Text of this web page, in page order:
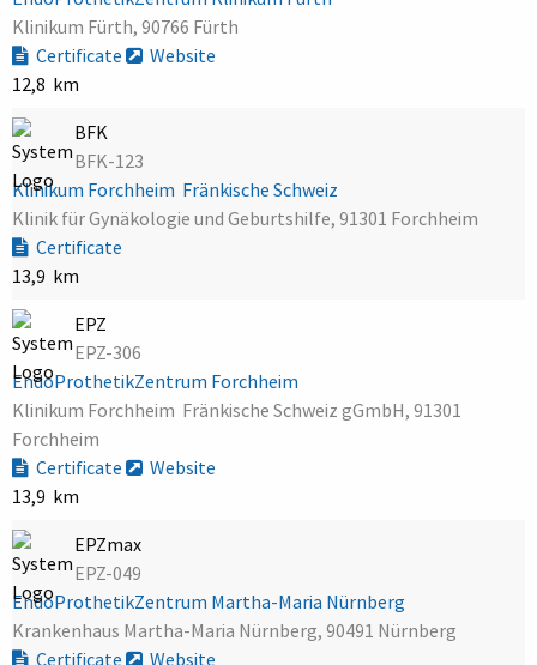
Klinikum Fürth, 90766 Fürth
Certificate
Website
12,8 km
BFK
BFK-123
Klinikum Forchheim  Fränkische Schweiz
Klinik für Gynäkologie und Geburtshilfe, 91301 Forchheim
Certificate
13,9 km
EPZ
EPZ-306
EndoProthetikZentrum Forchheim
Klinikum Forchheim  Fränkische Schweiz gGmbH, 91301
Forchheim
Certificate
Website
13,9 km
EPZmax
EPZ-049
EndoProthetikZentrum Martha-Maria Nürnberg
Krankenhaus Martha-Maria Nürnberg, 90491 Nürnberg
Certificate
Website